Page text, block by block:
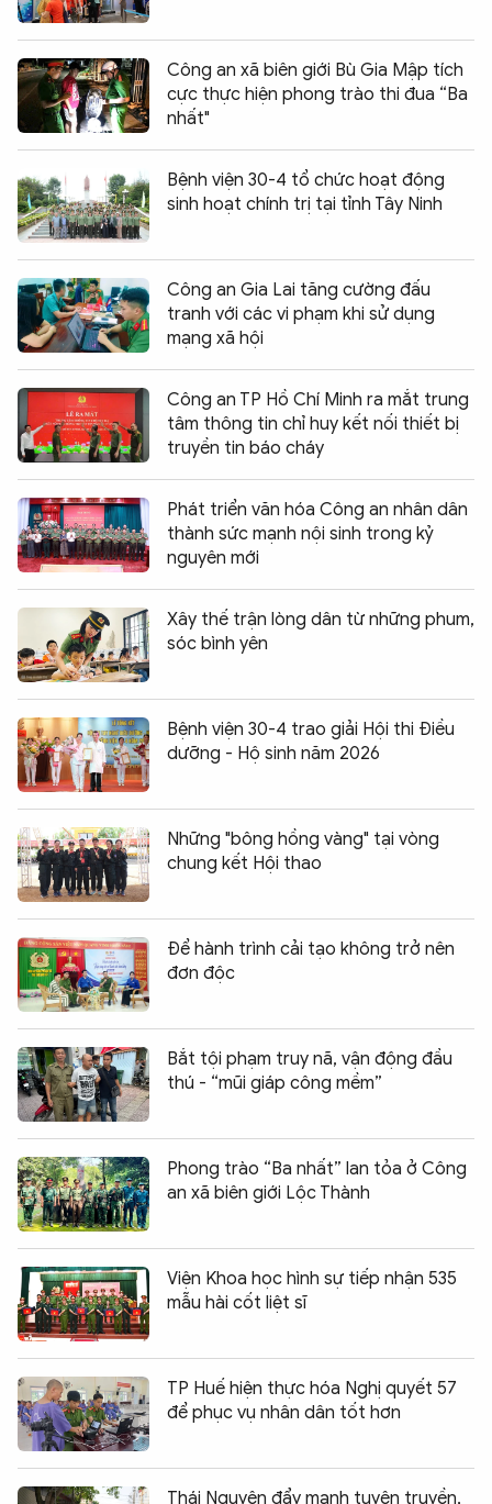
Công an xã biên giới Bù Gia Mập tích
cực thực hiện phong trào thi đua “Ba
nhất"
Bệnh viện 30-4 tổ chức hoạt động
sinh hoạt chính trị tại tỉnh Tây Ninh
Công an Gia Lai tăng cường đấu
tranh với các vi phạm khi sử dụng
mạng xã hội
Công an TP Hồ Chí Minh ra mắt trung
tâm thông tin chỉ huy kết nối thiết bị
truyền tin báo cháy
Phát triển văn hóa Công an nhân dân
thành sức mạnh nội sinh trong kỷ
nguyên mới
Xây thế trận lòng dân từ những phum,
sóc bình yên
Bệnh viện 30-4 trao giải Hội thi Điều
dưỡng - Hộ sinh năm 2026
Những "bông hồng vàng" tại vòng
chung kết Hội thao
Để hành trình cải tạo không trở nên
đơn độc
Bắt tội phạm truy nã, vận động đầu
thú - “mũi giáp công mềm”
Phong trào “Ba nhất” lan tỏa ở Công
an xã biên giới Lộc Thành
Viện Khoa học hình sự tiếp nhận 535
mẫu hài cốt liệt sĩ
TP Huế hiện thực hóa Nghị quyết 57
để phục vụ nhân dân tốt hơn
Thái Nguyên đẩy mạnh tuyên truyền,